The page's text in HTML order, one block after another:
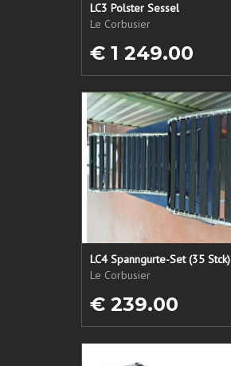
LC3 Polster Sessel
Le Corbusier
€ 1 249.00
LC4 Spanngurte-Set (35 Stck)
Le Corbusier
€ 239.00